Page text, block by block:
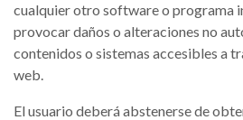
cualquier otro software o programa
provocar daños o alteraciones no
contenidos o sistemas accesibles a
web.
El usuario deberá abstenerse de